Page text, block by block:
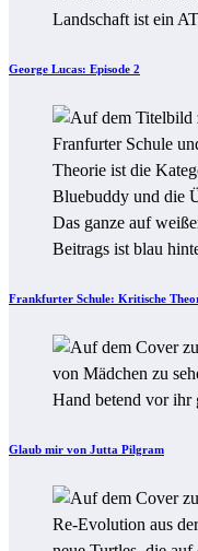
George Lucas: Episode 2
Frankfurter Schule: Kritische
Glaub mir von Jutta Pilgram